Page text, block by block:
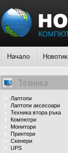
Начало
Техника
Лаптопи
Лаптопи аксесоари
Техника втора ръка
Компютри
Монитори
Принтери
Скенери
UPS